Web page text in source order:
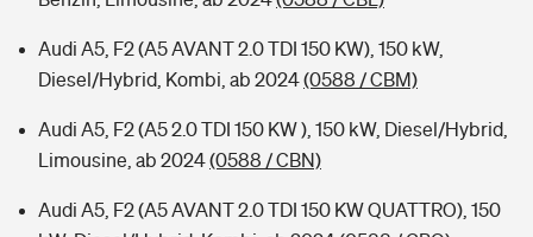
Audi A5, F2 (A5 AVANT 2.0 TDI 150 KW), 150 kW,
Diesel/Hybrid, Kombi, ab 2024(0588 / CBM)
Audi A5, F2 (A5 2.0 TDI 150 KW ), 150 kW, Diesel/Hybrid,
Limousine, ab 2024(0588 / CBN)
Audi A5, F2 (A5 AVANT 2.0 TDI 150 KW QUATTRO), 150